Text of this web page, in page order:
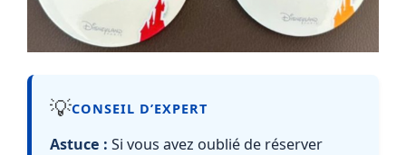
💡CONSEIL D’EXPERT
Astuce : Si vous avez oublié de réserver